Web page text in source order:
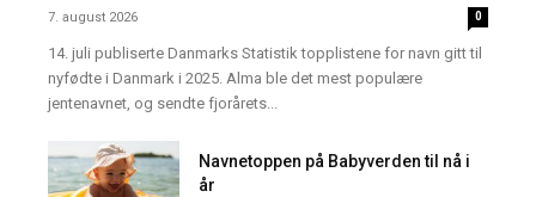
7. august 2026 0
14. juli publiserte Danmarks Statistik topplistene for navn gitt til
nyfødte i Danmark i 2025. Alma ble det mest populære
jentenavnet, og sendte fjorårets...
Navnetoppen på Babyverden til nå i
år